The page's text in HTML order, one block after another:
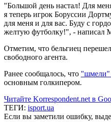
"Большой день настал! Для
я теперь игрок Боруссии
для меня и для вас. Буду с
желтую футболку!", - написал
Отметим, что бельгиец
свободного агента.
Ранее сообщалось, что "шмели"
основным голкипером.
Читайте Korrespondent.net в
ТЕГИ: isport.ua
Если вы заметили ошибку,